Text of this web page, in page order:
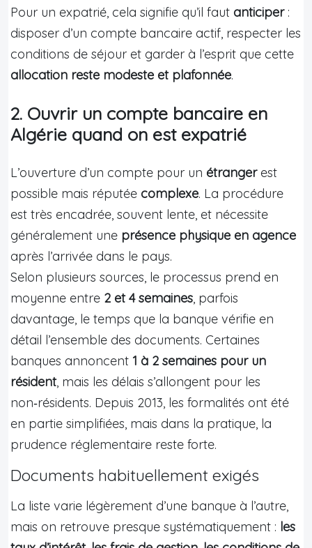
Pour un expatrié, cela signifie qu’il faut anticiper:
disposer d’un compte bancaire actif, respecter les
conditions de séjour et garder à l’esprit que cette
allocation reste modeste et plafonnée.
2. Ouvrir un compte bancaire en
Algérie quand on est expatrié
L’ouverture d’un compte pour un étrangerest
possible mais réputée complexe. La procédure
est très encadrée, souvent lente, et nécessite
généralement une présence physique en agence
après l’arrivée dans le pays.
Selon plusieurs sources, le processus prend en
moyenne entre 2 et 4 semaines, parfois
davantage, le temps que la banque vérifie en
détail l’ensemble des documents. Certaines
banques annoncent 1 à 2 semaines pour un
résident, mais les délais s’allongent pour les
non‑résidents. Depuis 2013, les formalités ont été
en partie simplifiées, mais dans la pratique, la
prudence réglementaire reste forte.
Documents habituellement exigés
La liste varie légèrement d’une banque à l’autre,
mais on retrouve presque systématiquement : les